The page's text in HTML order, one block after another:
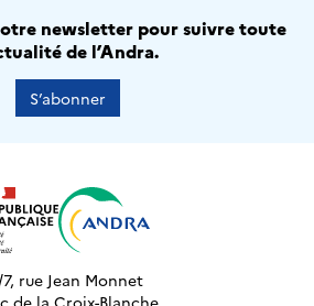
newsletter pour suivre toute
de l’Andra.
S’abonner
7, rue Jean Monnet